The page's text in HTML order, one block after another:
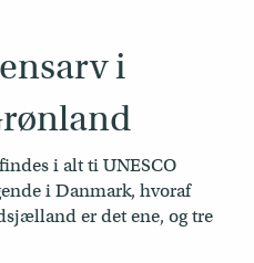
i
i alt ti UNESCO
i Danmark, hvoraf
er det ene, og tre